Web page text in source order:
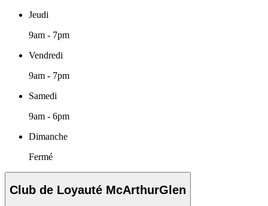
Jeudi
9am - 7pm
Vendredi
9am - 7pm
Samedi
9am - 6pm
Dimanche
Fermé
Club de Loyauté McArthurGlen